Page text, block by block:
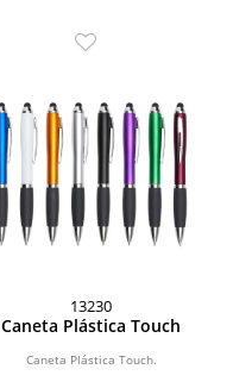
13230
Caneta Plástica Touch
Caneta Plástica Touch.